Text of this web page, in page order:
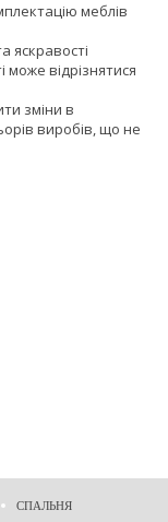
меблів
яскравості
може відрізнятися
зміни в
виробів, що не
СПАЛЬНЯ